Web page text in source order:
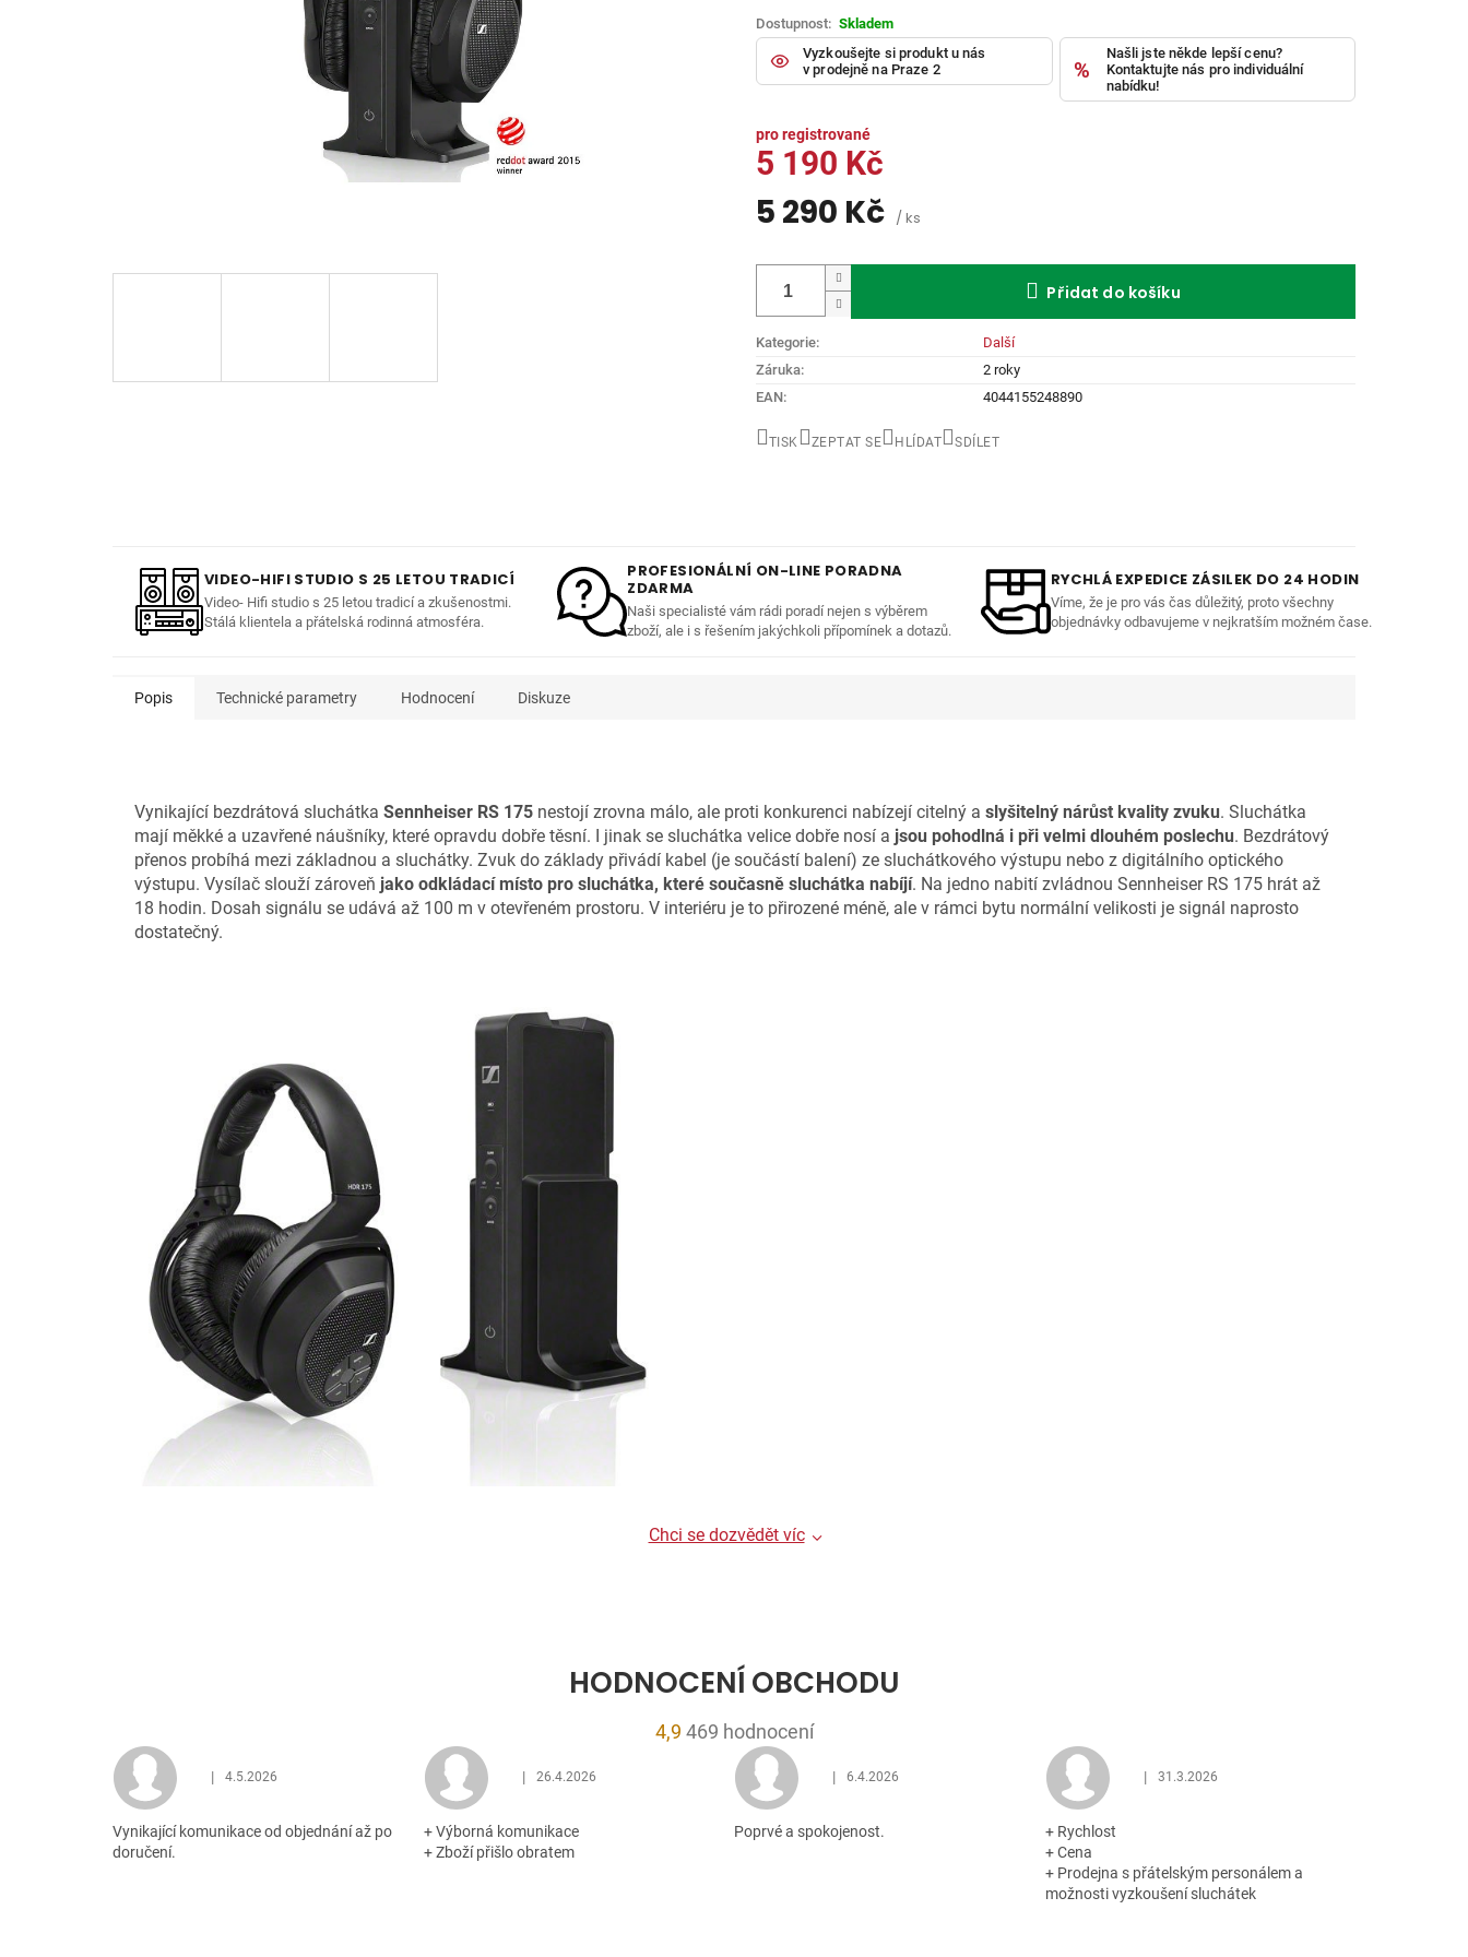
hvězdiček.
Vyzkoušejte si produkt u nás
v prodejně na Praze 2
Našli jste někde lepší cenu?
Kontaktujte nás pro individuální
nabídku!
5 190 Kč
5 290 Kč / ks
cena:
Skladem
Kategorie:
Další
Záruka:
2 roky
EAN: 4044155248890
Přidat do košíku
TISK ZEPTAT SE HLÍDAT SDÍLET
VIDEO-HIFI STUDIO S 25 LETOU TRADICÍ
Video- Hifi studio s 25 letou tradicí a zkušenostmi.
Stálá klientela a přátelská rodinná atmosféra.
PROFESIONÁLNÍ ON-LINE PORADNA
ZDARMA
Naši specialisté vám rádi poradí nejen s výběrem
zboží, ale i s řešením jakýchkoli přípomínek a dotazů.
RYCHLÁ EXPEDICE ZÁSILEK DO 24 HODIN
Víme, že je pro vás čas důležitý, proto všechny
objednávky odbavujeme v nejkratším možném čase.
Popis Technické parametry Hodnocení Diskuze
Vynikající bezdrátová sluchátka Sennheiser RS 175 nestojí zrovna málo, ale proti konkurenci nabízejí citelný a slyšitelný nárůst kvality zvuku. Sluchátka
mají měkké a uzavřené náušníky, které opravdu dobře těsní. I jinak se sluchátka velice dobře nosí a jsou pohodlná i při velmi dlouhém poslechu. Bezdrátový
přenos probíhá mezi základnou a sluchátky. Zvuk do základy přivádí kabel (je součástí balení) ze sluchátkového výstupu nebo z digitálního optického
výstupu. Vysílač slouží zároveň jako odkládací místo pro sluchátka, které současně sluchátka nabíjí. Na jedno nabití zvládnou Sennheiser RS 175 hrát až
18 hodin. Dosah signálu se udává až 100 m v otevřeném prostoru. V interiéru je to přirozené méně, ale v rámci bytu normální velikosti je signál naprosto
dostatečný.
Chci se dozvědět víc
HODNOCENÍ OBCHODU
4,9 Průměrné
hodnocení
obchodu
469 hodnocení
Hodnocení obchodu je 5 z 5 hvězdiček.
| 4.5.2026
Vynikající komunikace od objednání až po
doručení.
Hodnocení obchodu je 5 z 5 hvězdiček.
| 26.4.2026
+ Výborná komunikace
+ Zboží přišlo obratem
Hodnocení obchodu je 5 z 5 hvězdiček.
| 6.4.2026
Poprvé a spokojenost.
Hodnocení obchodu je 5 z 5 hvězdiček.
| 31.3.2026
+ Rychlost
+ Cena
+ Prodejna s přátelským personálem a
možnosti vyzkoušení sluchátek